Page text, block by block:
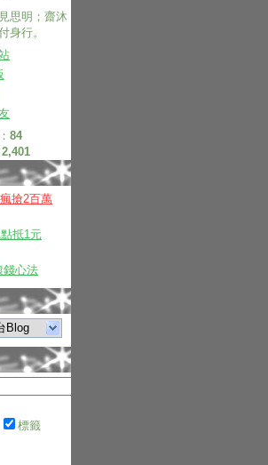
思明；齋沐
身行。
84
2,401
搶2百萬
抵1元
錢心法
Blog
標籤